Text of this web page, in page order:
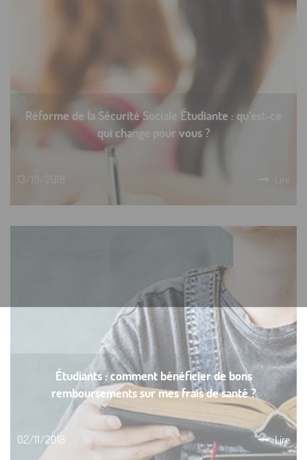
Réforme de la Sécurité Sociale Étudiante : qu’est-ce
qui change pour vous ?
13/10/2018 Lire
Étudiants : comment bénéficier de bons
remboursements sur mes frais de santé ?
02/11/2018 Lire